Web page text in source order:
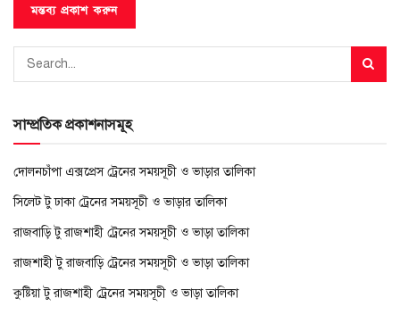
সাম্প্রতিক প্রকাশনাসমূহ
দোলনচাঁপা এক্সপ্রেস ট্রেনের সময়সূচী ও ভাড়ার তালিকা
সিলেট টু ঢাকা ট্রেনের সময়সূচী ও ভাড়ার তালিকা
রাজবাড়ি টু রাজশাহী ট্রেনের সময়সূচী ও ভাড়া তালিকা
রাজশাহী টু রাজবাড়ি ট্রেনের সময়সূচী ও ভাড়া তালিকা
কুষ্টিয়া টু রাজশাহী ট্রেনের সময়সূচী ও ভাড়া তালিকা